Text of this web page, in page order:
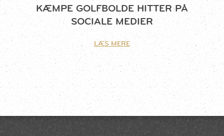
KÆMPE GOLFBOLDE HITTER PÅ
SOCIALE MEDIER
LÆS MERE